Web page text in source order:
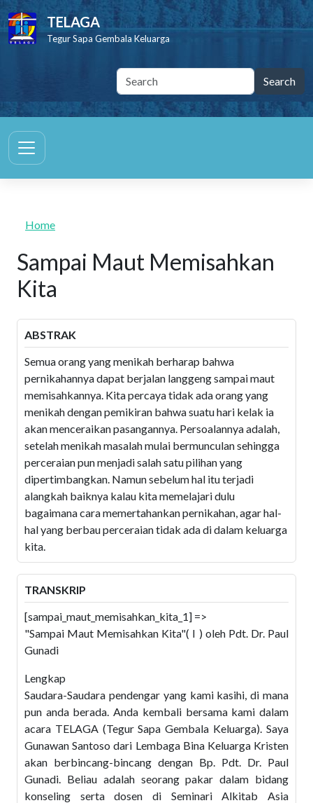
Skip to main content
TELAGA
Tegur Sapa Gembala Keluarga
Home
Sampai Maut Memisahkan
Kita
ABSTRAK
Semua orang yang menikah berharap bahwa
pernikahannya dapat berjalan langgeng sampai maut
memisahkannya. Kita percaya tidak ada orang yang
menikah dengan pemikiran bahwa suatu hari kelak ia
akan menceraikan pasangannya. Persoalannya adalah,
setelah menikah masalah mulai bermunculan sehingga
perceraian pun menjadi salah satu pilihan yang
dipertimbangkan. Namun sebelum hal itu terjadi
alangkah baiknya kalau kita memelajari dulu
bagaimana cara memertahankan pernikahan, agar hal-
hal yang berbau perceraian tidak ada di dalam keluarga
kita.
TRANSKRIP
[sampai_maut_memisahkan_kita_1] =>
"Sampai Maut Memisahkan Kita"( I ) oleh Pdt. Dr. Paul
Gunadi
Lengkap
Saudara-Saudara pendengar yang kami kasihi, di mana
pun anda berada. Anda kembali bersama kami dalam
acara TELAGA (Tegur Sapa Gembala Keluarga). Saya
Gunawan Santoso dari Lembaga Bina Keluarga Kristen
akan berbincang-bincang dengan Bp. Pdt. Dr. Paul
Gunadi. Beliau adalah seorang pakar dalam bidang
konseling serta dosen di Seminari Alkitab Asia